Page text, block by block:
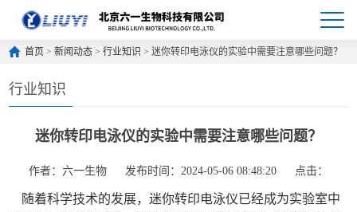
首页 >新闻动态 >行业知识 > 迷你转印电泳仪的实验中需要注意哪些问题？
行业知识
迷你转印电泳仪的实验中需要注意哪些问题？
作者：六一生物 发布时间：2024-05-06 08:48:20 点击：
随着科学技术的发展，迷你转印电泳仪已经成为实验室中